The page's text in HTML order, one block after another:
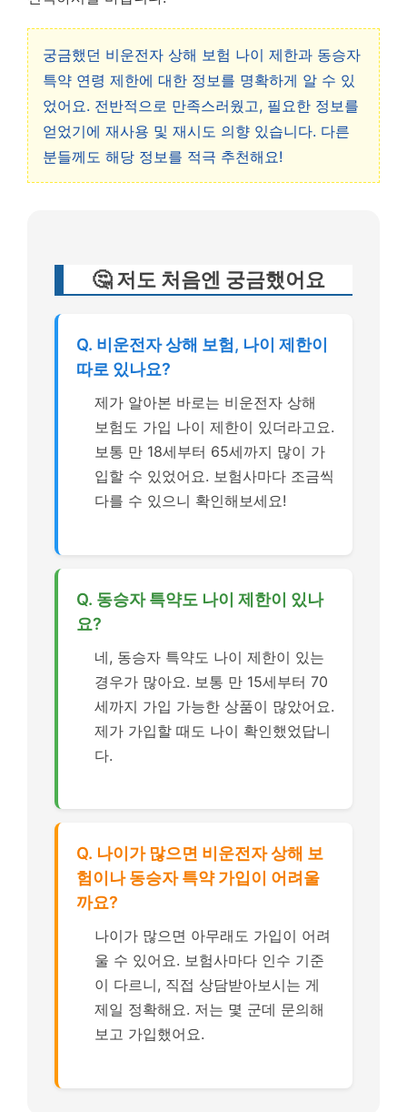
궁금했던 비운전자 상해 보험 나이 제한과 동승자
특약 연령 제한에 대한 정보를 명확하게 알 수 있
었어요. 전반적으로 만족스러웠고, 필요한 정보를
얻었기에 재사용 및 재시도 의향 있습니다. 다른
분들께도 해당 정보를 적극 추천해요!
🤔 저도 처음엔 궁금했어요
Q. 비운전자 상해 보험, 나이 제한이
따로 있나요?
제가 알아본 바로는 비운전자 상해
보험도 가입 나이 제한이 있더라고요.
보통 만 18세부터 65세까지 많이 가
입할 수 있었어요. 보험사마다 조금씩
다를 수 있으니 확인해보세요!
Q. 동승자 특약도 나이 제한이 있나
요?
네, 동승자 특약도 나이 제한이 있는
경우가 많아요. 보통 만 15세부터 70
세까지 가입 가능한 상품이 많았어요.
제가 가입할 때도 나이 확인했었답니
다.
Q. 나이가 많으면 비운전자 상해 보
험이나 동승자 특약 가입이 어려울
까요?
나이가 많으면 아무래도 가입이 어려
울 수 있어요. 보험사마다 인수 기준
이 다르니, 직접 상담받아보시는 게
제일 정확해요. 저는 몇 군데 문의해
보고 가입했어요.